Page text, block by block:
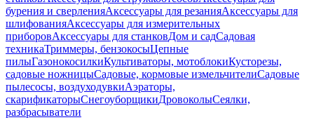
бурения и сверленияАксессуары для резанияАксессуары для
шлифованияАксессуары для измерительных
приборовАксессуары для станковДом и садСадовая
техникаТриммеры, бензокосыЦепные
пилыГазонокосилкиКультиваторы, мотоблокиКусторезы,
садовые ножницыСадовые, кормовые измельчителиСадовые
пылесосы, воздуходувкиАэраторы,
скарификаторыСнегоуборщикиДровоколыСеялки,
разбрасыватели